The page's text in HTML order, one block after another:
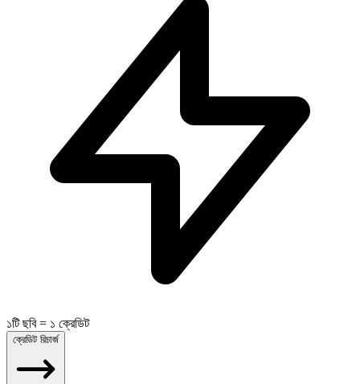
১টি ছবি = ১ ক্রেডিট
ক্রেডিট রিচার্জ